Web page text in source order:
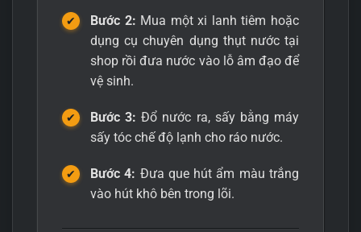
Bước 2: Mua một xi lanh tiêm hoặc
dụng cụ chuyên dụng thụt nước tại
shop rồi đưa nước vào lỗ âm đạo để
vệ sinh.
Bước 3: Đổ nước ra, sấy bằng máy
sấy tóc chế độ lạnh cho ráo nước.
Bước 4: Đưa que hút ẩm màu trắng
vào hút khô bên trong lõi.